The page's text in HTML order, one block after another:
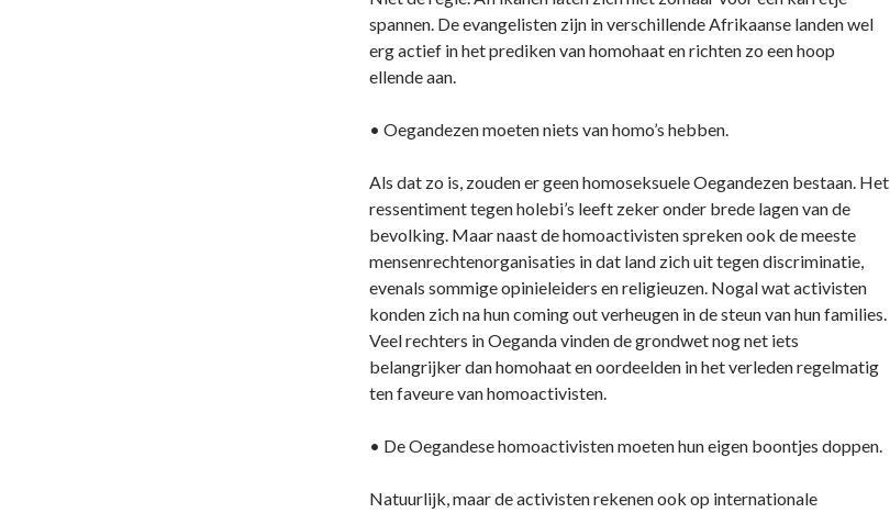
spannen. De evangelisten zijn in verschillende Afrikaanse landen wel
erg actief in het prediken van homohaat en richten zo een hoop
ellende aan.
• Oegandezen moeten niets van homo’s hebben.
Als dat zo is, zouden er geen homoseksuele Oegandezen bestaan. Het
ressentiment tegen holebi’s leeft zeker onder brede lagen van de
bevolking. Maar naast de homoactivisten spreken ook de meeste
mensenrechtenorganisaties in dat land zich uit tegen discriminatie,
evenals sommige opinieleiders en religieuzen. Nogal wat activisten
konden zich na hun coming out verheugen in de steun van hun families.
Veel rechters in Oeganda vinden de grondwet nog net iets
belangrijker dan homohaat en oordeelden in het verleden regelmatig
ten faveure van homoactivisten.
• De Oegandese homoactivisten moeten hun eigen boontjes doppen.
Natuurlijk, maar de activisten rekenen ook op internationale